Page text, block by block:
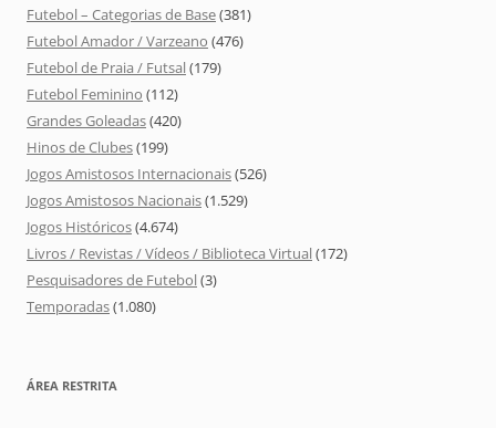
Futebol – Categorias de Base(381)
Futebol Amador / Varzeano (476)
Futebol de Praia / Futsal(179)
Futebol Feminino (112)
Grandes Goleadas(420)
Hinos de Clubes(199)
Jogos Amistosos Internacionais(526)
Jogos Amistosos Nacionais(1.529)
Jogos Históricos(4.674)
Livros / Revistas / Vídeos / Biblioteca Virtual(172)
Pesquisadores de Futebol(3)
Temporadas(1.080)
ÁREA RESTRITA